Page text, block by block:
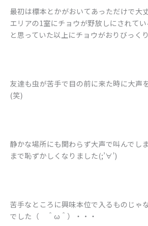
最初は標本とかがおいてあっただけで大
エリアの1室にチョウが野放しにされて
と思っていた以上にチョウがおりびっく
友達も虫が苦手で目の前に来た時に大声
(笑)
静かな場所にも関わらず大声で叫んでし
まで恥ずかしくなりました(;’∀’)
苦手なところに興味本位で入るものじゃ
でした（ ＾ω＾）・・・